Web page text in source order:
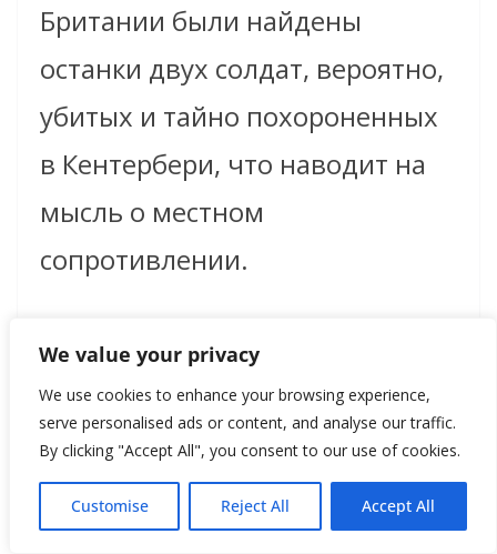
We value your privacy
We use cookies to enhance your browsing experience,
serve personalised ads or content, and analyse our traffic.
By clicking "Accept All", you consent to our use of cookies.
Customise Reject All Accept All
Британии были найдены
останки двух солдат, вероятно,
убитых и тайно похороненных
в Кентербери, что наводит на
мысль о местном
сопротивлении.
Как выглядела жизнь в римской
армии с точки зрения солдат?
Что их семьи думали о жизни в
форте? Как реагировали
завоеванные ими? Выставка